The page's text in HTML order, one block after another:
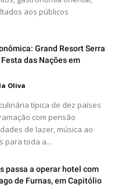
aos públicos
Grand Resort Serra
das Nações em
Oliva
típica de dez países
com pensão
de lazer, música ao
para toda a...
passa a operar hotel com
de Furnas, em Capitólio